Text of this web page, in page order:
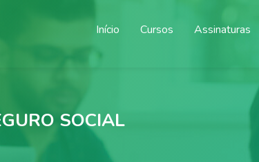
Assinaturas
Cursos
Início
SOCIAL